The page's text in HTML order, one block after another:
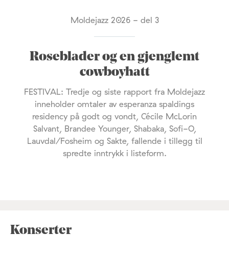
Moldejazz 2026 - del 3
Roseblader og en gjenglemt
cowboyhatt
FESTIVAL: Tredje og siste rapport fra Moldejazz
inneholder omtaler av esperanza spaldings
residency på godt og vondt, Cécile McLorin
Salvant, Brandee Younger, Shabaka, Sofi-O,
Lauvdal/Fosheim og Sakte, fallende i tillegg til
spredte inntrykk i listeform.
Konserter